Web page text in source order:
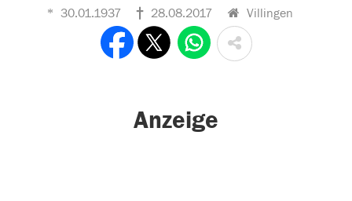
30.01.1937 28.08.2017 Villingen
Anzeige